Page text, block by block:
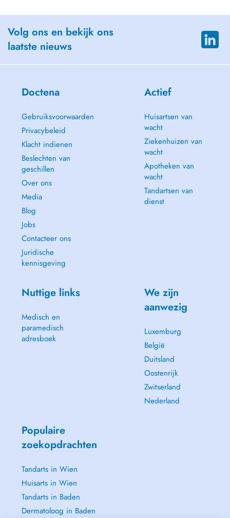
Volg ons en bekijk ons
laatste nieuws
Doctena
Gebruiksvoorwaarden
Privacybeleid
Klacht indienen
Beslechten van
geschillen
Over ons
Media
Blog
Jobs
Contacteer ons
Juridische
kennisgeving
Actief
Huisartsen van
wacht
Ziekenhuizen van
wacht
Apotheken van
wacht
Tandartsen van
dienst
Nuttige links
Medisch en
paramedisch
adresboek
We zijn
aanwezig
Luxemburg
België
Duitsland
Oostenrijk
Zwitserland
Nederland
Populaire
zoekopdrachten
Tandarts in Wien
Huisarts in Wien
Tandarts in Baden
Dermatoloog in Baden